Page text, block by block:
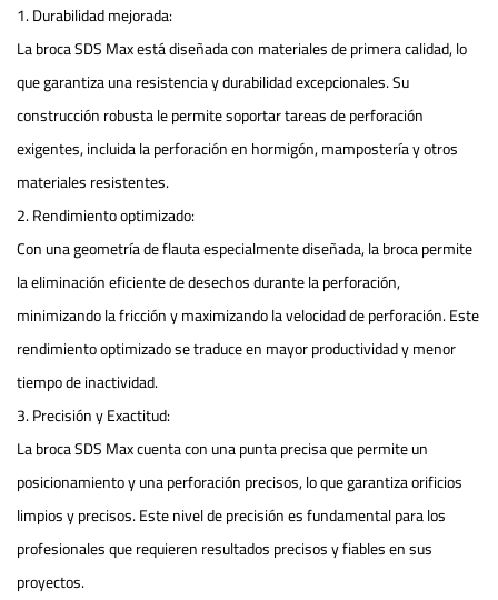
1. Durabilidad mejorada:
La broca SDS Max está diseñada con materiales de primera calidad, lo
que garantiza una resistencia y durabilidad excepcionales. Su
construcción robusta le permite soportar tareas de perforación
exigentes, incluida la perforación en hormigón, mampostería y otros
materiales resistentes.
2. Rendimiento optimizado:
Con una geometría de flauta especialmente diseñada, la broca permite
la eliminación eficiente de desechos durante la perforación,
minimizando la fricción y maximizando la velocidad de perforación. Este
rendimiento optimizado se traduce en mayor productividad y menor
tiempo de inactividad.
3. Precisión y Exactitud:
La broca SDS Max cuenta con una punta precisa que permite un
posicionamiento y una perforación precisos, lo que garantiza orificios
limpios y precisos. Este nivel de precisión es fundamental para los
profesionales que requieren resultados precisos y fiables en sus
proyectos.